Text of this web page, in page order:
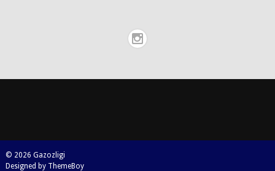
© 2026 Gazozligi
Designed by ThemeBoy